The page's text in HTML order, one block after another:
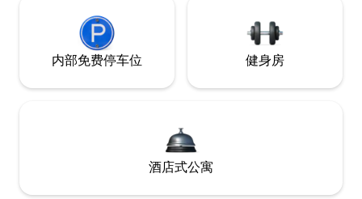
内部免费停车位 健身房
酒店式公寓